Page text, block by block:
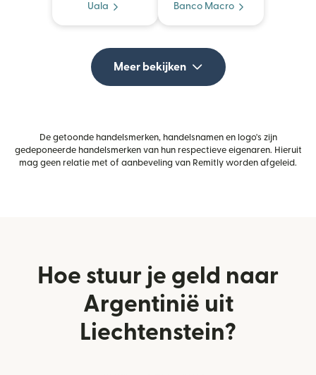
Uala Banco Macro
Meer bekijken
De getoonde handelsmerken, handelsnamen en logo's zijn
gedeponeerde handelsmerken van hun respectieve eigenaren. Hieruit
mag geen relatie met of aanbeveling van Remitly worden afgeleid.
Hoe stuur je geld naar
Argentinië uit
Liechtenstein?